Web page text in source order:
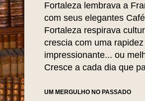
Fortaleza lembrava a
com seus elegantes
Fortaleza respirava
crescia com uma rapidez
impressionante... ou
Cresce a cada dia que
UM MERGULHO NO PASSADO